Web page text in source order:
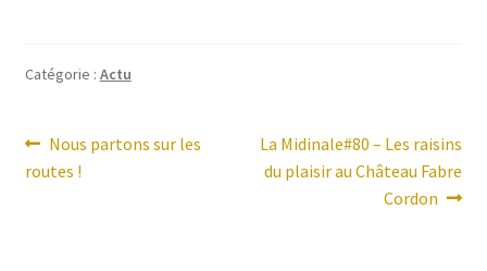
Catégorie : Actu
Navigation
de
Article
précédent :
Nous partons sur les
routes !
Article
suivant :
La Midinale#80 – Les raisins
du plaisir au Château Fabre
Cordon